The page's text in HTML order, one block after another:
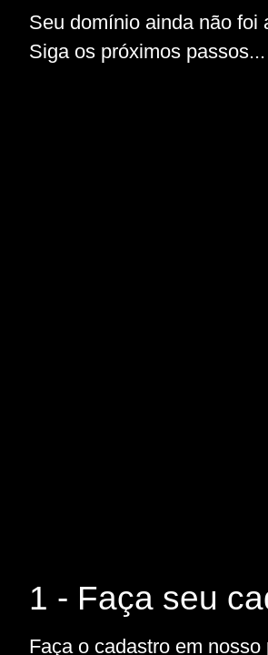
Seu domínio ainda não foi
Siga os próximos passos...
1 - Faça seu
Faça o cadastro em nosso